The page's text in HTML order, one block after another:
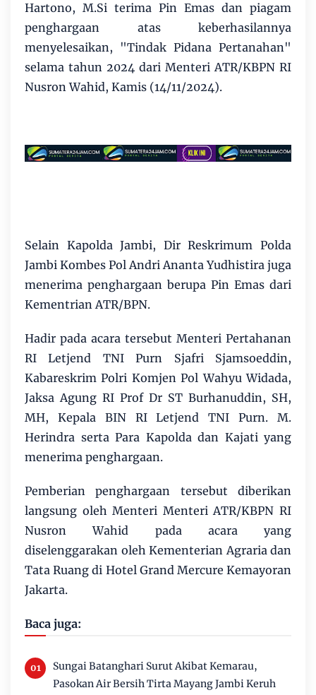
Hartono, M.Si terima Pin Emas dan piagam
penghargaan atas keberhasilannya
menyelesaikan, "Tindak Pidana Pertanahan"
selama tahun 2024 dari Menteri ATR/KBPN RI
Nusron Wahid, Kamis (14/11/2024).
Selain Kapolda Jambi, Dir Reskrimum Polda
Jambi Kombes Pol Andri Ananta Yudhistira juga
menerima penghargaan berupa Pin Emas dari
Kementrian ATR/BPN.
Hadir pada acara tersebut Menteri Pertahanan
RI Letjend TNI Purn Sjafri Sjamsoeddin,
Kabareskrim Polri Komjen Pol Wahyu Widada,
Jaksa Agung RI Prof Dr ST Burhanuddin, SH,
MH, Kepala BIN RI Letjend TNI Purn. M.
Herindra serta Para Kapolda dan Kajati yang
menerima penghargaan.
Pemberian penghargaan tersebut diberikan
langsung oleh Menteri Menteri ATR/KBPN RI
Nusron Wahid pada acara yang
diselenggarakan oleh Kementerian Agraria dan
Tata Ruang di Hotel Grand Mercure Kemayoran
Jakarta.
Baca juga:
Sungai Batanghari Surut Akibat Kemarau,
Pasokan Air Bersih Tirta Mayang Jambi Keruh